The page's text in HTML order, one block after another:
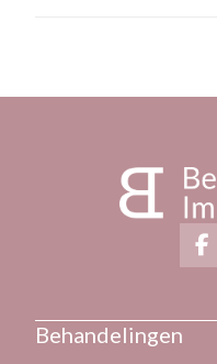
Behandelingen